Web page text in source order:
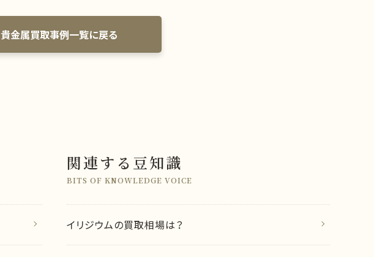
貴金属買取事例一覧に戻る
関連する豆知識
BITS OF KNOWLEDGE VOICE
イリジウムの買取相場は？